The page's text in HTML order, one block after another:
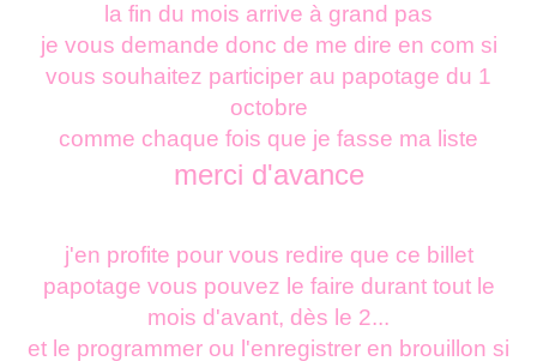
la fin du mois arrive à grand pas
je vous demande donc de me dire en com si
vous souhaitez participer au papotage du 1
octobre
comme chaque fois que je fasse ma liste
merci d'avance
j'en profite pour vous redire que ce billet
papotage vous pouvez le faire durant tout le
mois d'avant, dès le 2...
et le programmer ou l'enregistrer en brouillon si